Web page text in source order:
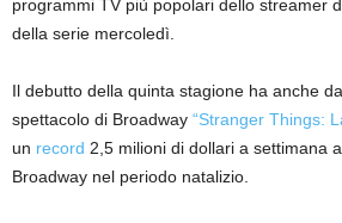
programmi TV più popolari dello streamer
della serie mercoledì.
Il debutto della quinta stagione ha anche
spettacolo di Broadway “Stranger Things:
un record 2,5 milioni di dollari a settimana
Broadway nel periodo natalizio.